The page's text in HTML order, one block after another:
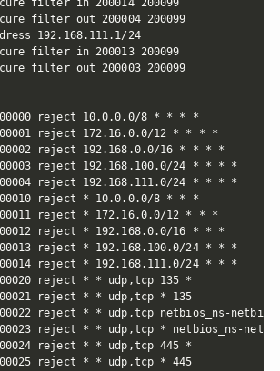
filter in 200014 200099
filter out 200004 200099
192.168.111.1/24
filter in 200013 200099
filter out 200003 200099
reject 10.0.0.0/8 * * * *
reject 172.16.0.0/12 * * * *
reject 192.168.0.0/16 * * * *
reject 192.168.100.0/24 * * * *
reject 192.168.111.0/24 * * * *
reject * 10.0.0.0/8 * * *
reject * 172.16.0.0/12 * * *
reject * 192.168.0.0/16 * * *
reject * 192.168.100.0/24 * * *
reject * 192.168.111.0/24 * * *
reject * * udp,tcp 135 *
reject * * udp,tcp * 135
reject * * udp,tcp netbios_ns-
reject * * udp,tcp * netbios_ns-
reject * * udp,tcp 445 *
reject * * udp,tcp * 445